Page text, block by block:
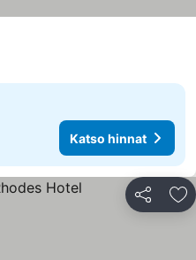
Katso hinnat
Jaa